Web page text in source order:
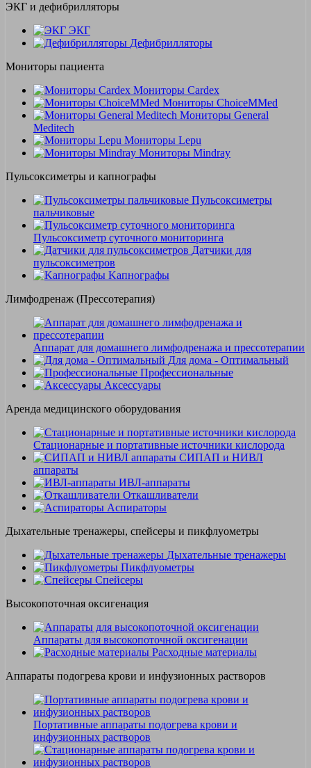
ЭКГ и дефибрилляторы
ЭКГ
Дефибрилляторы
Мониторы пациента
Мониторы Cardex
Мониторы ChoiceMMed
Мониторы General
Meditech
Мониторы Lepu
Мониторы Mindray
Пульсоксиметры и капнографы
Пульсоксиметры
пальчиковые
Пульсоксиметр суточного мониторинга
Датчики для
пульсоксиметров
Kапнографы
Лимфодренаж (Прессотерапия)
Аппарат для домашнего лимфодренажа и прессотерапии
Для дома - Оптимальный
Профессиональные
Аксессуары
Аренда медицинского оборудования
Стационарные и портативные источники кислорода
СИПАП и НИВЛ
аппараты
ИВЛ-аппараты
Откашливатели
Аспираторы
Дыхательные тренажеры, спейсеры и пикфлуометры
Дыхательные тренажеры
Пикфлуометры
Спейсеры
Высокопоточная оксигенация
Аппараты для высокопоточной оксигенации
Расходные материалы
Аппараты подогрева крови и инфузионных растворов
Портативные аппараты подогрева крови и
инфузионных растворов